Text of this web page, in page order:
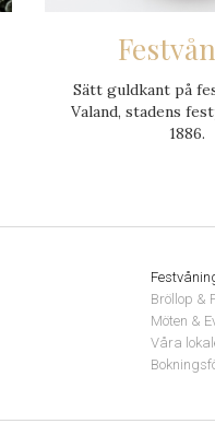
Sätt guldkant på
Valand, stadens
1886.
Bröllop &
Möten &
Våra